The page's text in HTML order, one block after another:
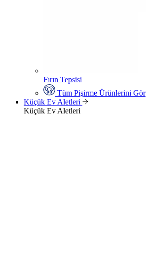
Fırın Tepsisi
Tüm Pişirme Ürünlerini Gör
Küçük Ev Aletleri
Küçük Ev Aletleri